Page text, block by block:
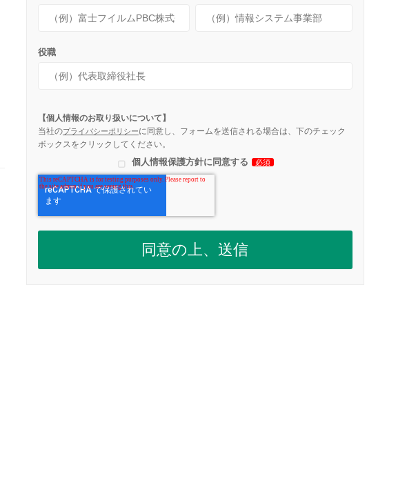
役職
【個人情報のお取り扱いについて】
当社のプライバシーポリシーに同意し、フォームを送信される場合は、下のチェック
ボックスをクリックしてください。
個人情報保護方針に同意する 必須